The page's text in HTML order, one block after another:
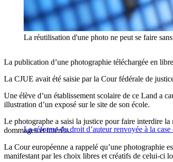
La réutilisation d'une photo ne peut se faire
La publication d’une photographie téléchargée en
La CJUE avait été saisie par la Cour fédérale de
Une élève d’un établissement scolaire de ce Land a
illustration d’un exposé sur le site de son école.
La réforme du droit d’auteur renvoyée à la case
Le photographe a saisi la justice pour faire interdire
dommages et intérêts.
La Cour européenne a rappelé qu’une photographie
manifestant par les choix libres et créatifs de celui-ci